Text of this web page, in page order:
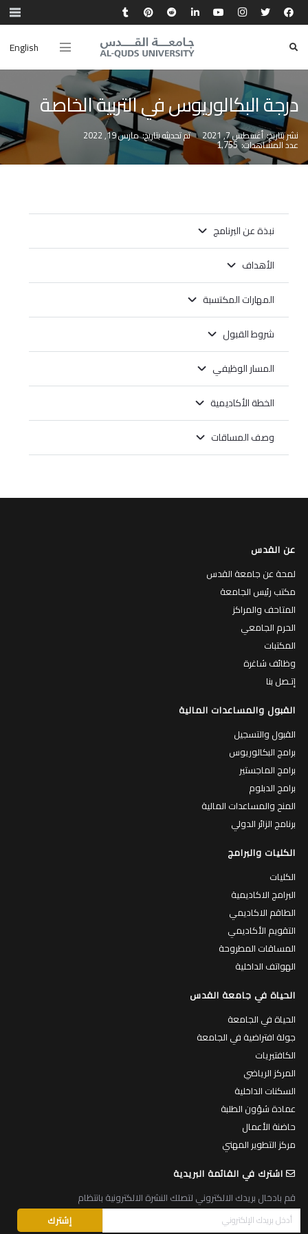
English
درجة البكالوريوس في التربية الخاصة
نشر بتاريخ: أغسطس 7, 2021 تم تحديثه بتاريخ: مارس 19, 2022
عدد المشاهدات: 1,755
نبذة عن البرنامج
الأهداف
المهارات المكتسبة
شروط القبول
المسار الوظيفي
الخطة الأكاديمية
وصف المساقات
عن القدس
لمحة عن جامعة القدس
مكتب رئيس الجامعة
المتاحف والمراكز
الحرم الجامعي
المكتبات
وظائف شاغرة
إتـصل بنا
القبول والمساعدات المالية
القبول والتسجيل
برامج البكالوريوس
برامج الماجستير
برامج الدبلوم
المنح والمساعدات المالية
برنامج الزائر الدولي
الكليات والبرامج
الكليات
البرامج الاكاديمية
الطاقم الاكاديمي
التقويم الأكاديمي
المساقات المطروحة
الهواتف الداخلية
الحياة في جامعة القدس
الحياة في الجامعة
جولة افتراضية في الجامعة
الكافتيريات
المركز الرياضي
السكنات الداخلية
عمادة شؤون الطلبة
حاضنة الأعمال
مركز التطوير المهني
اشترك في القائمة البريدية
قم بادخال بريدك الالكتروني لتصلك النشرة الالكترونية بانتظام